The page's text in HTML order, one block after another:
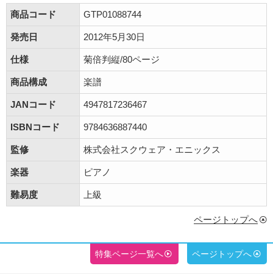
商品コード
GTP01088744
発売日 2012年5月30日
仕様 菊倍判縦/80ページ
商品構成 楽譜
JANコード 4947817236467
ISBNコード 9784636887440
監修 株式会社スクウェア・エニックス
楽器 ピアノ
難易度 上級
ページトップへ
特集ページ一覧へ ページトップへ